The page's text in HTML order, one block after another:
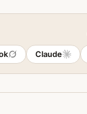
Claude